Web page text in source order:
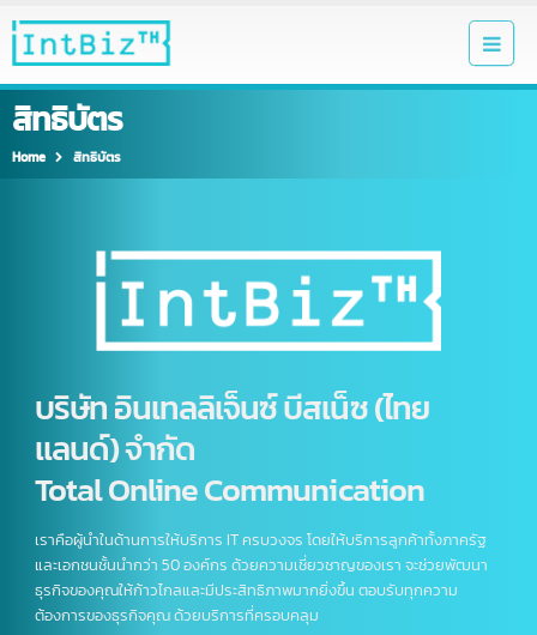
สิทธิบัตร
Home สิทธิบัตร
บริษัท อินเทลลิเจ็นซ์ บีสเน็ซ (ไทย
เเลนด์) จำกัด
Total Online Communication
เราคือผู้นำในด้านการให้บริการ IT ครบวงจร โดยให้บริการลูกค้าทั้งภาครัฐ
และเอกชนชั้นนำกว่า 50 องค์กร ด้วยความเชี่ยวชาญของเรา จะช่วยพัฒนา
ธุรกิจของคุณให้ก้าวไกลและมีประสิทธิภาพมากยิ่งขึ้น ตอบรับทุกความ